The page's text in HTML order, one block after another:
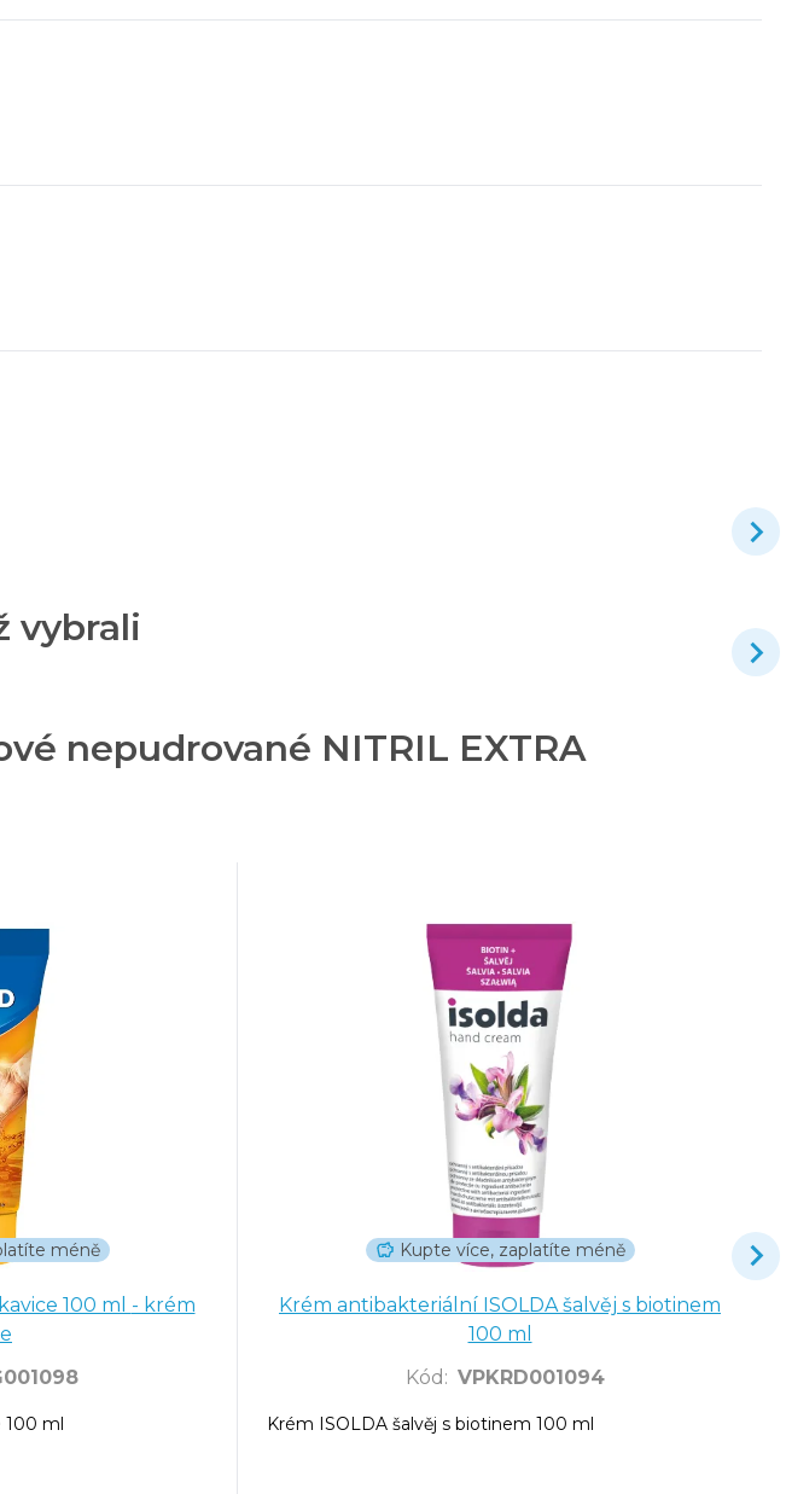
vybrali
nepudrované NITRIL EXTRA
méně
100 ml - krém
ml
Kupte více, zaplatíte méně
Krém antibakteriální ISOLDA šalvěj s biotinem
100 ml
Kód : VPKRD001094
Krém ISOLDA šalvěj s biotinem 100 ml